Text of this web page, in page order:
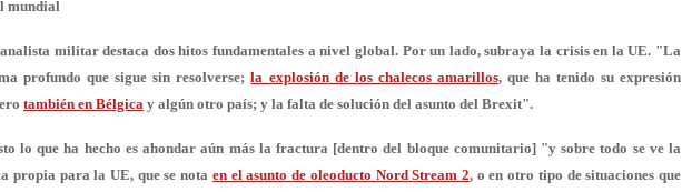
mundial
militar destaca dos hitos fundamentales a nivel global. Por un lado, subraya la crisis en la UE. "La
profundo que sigue sin resolverse;la explosión de los chalecos amarillos, que ha tenido su expresión
también en Bélgica y algún otro país; y la falta de solución del asunto del Brexit".
lo que ha hecho es ahondar aún más la fractura [dentro del bloque comunitario] "y sobre todo se ve la
propia para la UE, que se nota en el asunto de oleoducto Nord Stream 2, o en otro tipo de situaciones que